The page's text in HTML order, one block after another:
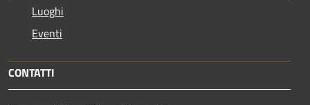
Luoghi
Eventi
CONTATTI